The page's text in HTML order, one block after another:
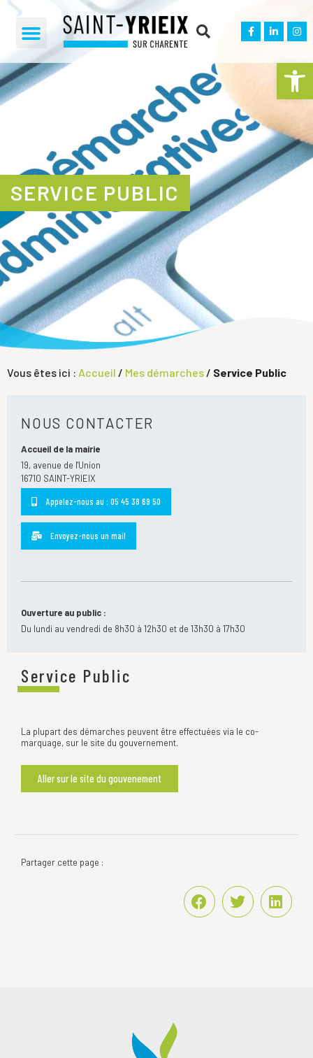
Ouvrir
SERVICE PUBLIC
Vous êtes ici : Accueil / Mes démarches / Service Public
Service Public
La plupart des démarches peuvent être effectuées via le co-
marquage, sur le site du gouvernement.
Aller sur le site du gouvenement
NOUS CONTACTER
Accueil de la mairie
19, avenue de l'Union
16710 SAINT-YRIEIX
Appelez-nous au : 05 45 38 69 50
Envoyez-nous un mail
Ouverture au public :
Du lundi au vendredi de 8h30 à 12h30 et de 13h30 à 17h30
Partager cette page :